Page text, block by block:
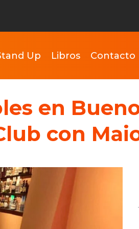
Up Libros Contacto
en
con